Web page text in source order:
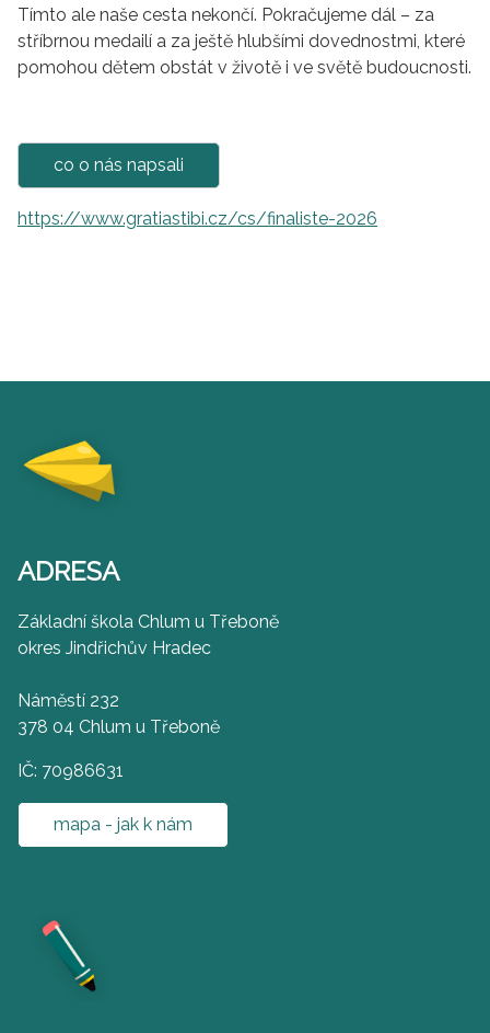
Tímto ale naše cesta nekončí. Pokračujeme dál – za
stříbrnou medailí a za ještě hlubšími dovednostmi, které
pomohou dětem obstát v životě i ve světě budoucnosti.
co o nás napsali
https://www.gratiastibi.cz/cs/finaliste-2026
ADRESA
Základní škola Chlum u Třeboně
okres Jindřichův Hradec
Náměstí 232
378 04 Chlum u Třeboně
IČ: 70986631
mapa - jak k nám